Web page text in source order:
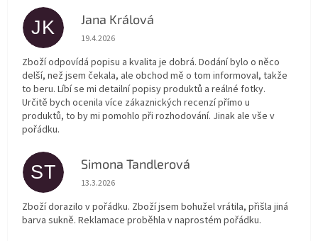
JK Jana Králová
Hodnocení obchodu je 5 z 5 hvězdiček.
19.4.2026
Zboží odpovídá popisu a kvalita je dobrá. Dodání bylo o něco
delší, než jsem čekala, ale obchod mě o tom informoval, takže
to beru. Líbí se mi detailní popisy produktů a reálné fotky.
Určitě bych ocenila více zákaznických recenzí přímo u
produktů, to by mi pomohlo při rozhodování. Jinak ale vše v
pořádku.
ST Simona Tandlerová
Hodnocení obchodu je 5 z 5 hvězdiček.
13.3.2026
Zboží dorazilo v pořádku. Zboží jsem bohužel vrátila, přišla jiná
barva sukně. Reklamace proběhla v naprostém pořádku.